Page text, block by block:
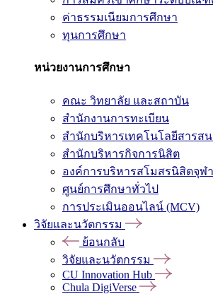
ค่าธรรมเนียมการศึกษา
ทุนการศึกษา
หน่วยงานการศึกษา
คณะ วิทยาลัย และสถาบัน
สำนักงานการทะเบียน
สำนักบริหารเทคโนโลยีสารสน
สำนักบริหารกิจการนิสิต
องค์การบริหารสโมสรนิสิตจุฬ
ศูนย์การศึกษาทั่วไป
การประเมินออนไลน์ (MCV)
วิจัยและนวัตกรรม
ย้อนกลับ
วิจัยและนวัตกรรม
CU Innovation Hub
Chula DigiVerse